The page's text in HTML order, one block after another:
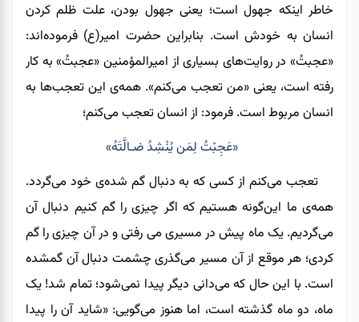
خاطر اینکه جهول است؛ یعنی جهول بودن، علت ظلم کردن
انسان به خودش است. بنابراین حضرت امیر(ع) فرموده‌ا‌ند:
«عجبتُ» در روایت‌های بسیاری از امیرالمؤمنین «عجبتُ» به کار
رفته است، یعنی «من تعجب می‌کنم». همه‌ی این تعجب‌ها به
انسان مربوط است. فرمود: از انسان تعجب می‌کنم؛
«عَجِبْتُ لِمَن يُنْشِدُ ضـالَّتَهُ»
تعجب می‌کنم از کسی که به دنبال گم شده‌ی خود می‌گردد.
همه‌ی ما این‌گونه هستیمکه اگر چیزی را گم کنیم دنبال آن
می‌گردیم. یک ماه پیش در مسیری می رفتی ودر آن چیزی را گم
کردی؛ هر موقع از آن مسیر می‌گذری چشمت دنبال آن گمشده
است. با این حال که می‌دانی دیگر پیدا نمی‌شود؛ تمام شد! یک
ماه، دو ماه گذشته است، اما هنوز می‌گویی: «شایدآن‌ را پیدا